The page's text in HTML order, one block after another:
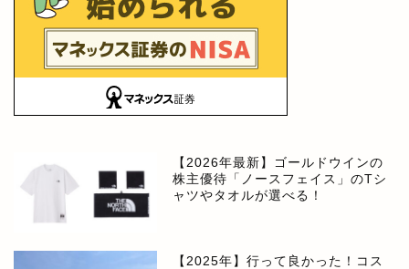
【2026年最新】ゴールドウインの
株主優待「ノースフェイス」のTシ
ャツやタオルが選べる！
【2025年】行って良かった！コス